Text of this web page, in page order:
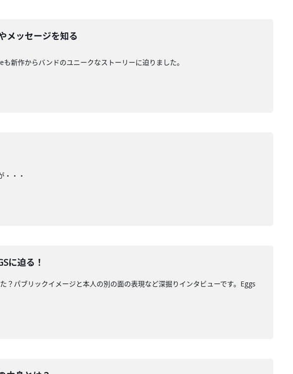
メッセージを知る
新作からバンドのユニークなストーリーに迫りました。
・・・
に迫る！
？パブリックイメージと本人の別の面の表現など深掘りインタビューです。Eggs